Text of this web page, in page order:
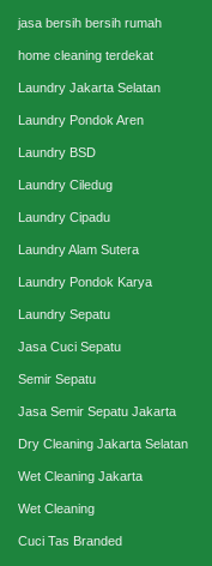
jasa bersih bersih rumah
home cleaning terdekat
Laundry Jakarta Selatan
Laundry Pondok Aren
Laundry BSD
Laundry Ciledug
Laundry Cipadu
Laundry Alam Sutera
Laundry Pondok Karya
Laundry Sepatu
Jasa Cuci Sepatu
Semir Sepatu
Jasa Semir Sepatu Jakarta
Dry Cleaning Jakarta Selatan
Wet Cleaning Jakarta
Wet Cleaning
Cuci Tas Branded